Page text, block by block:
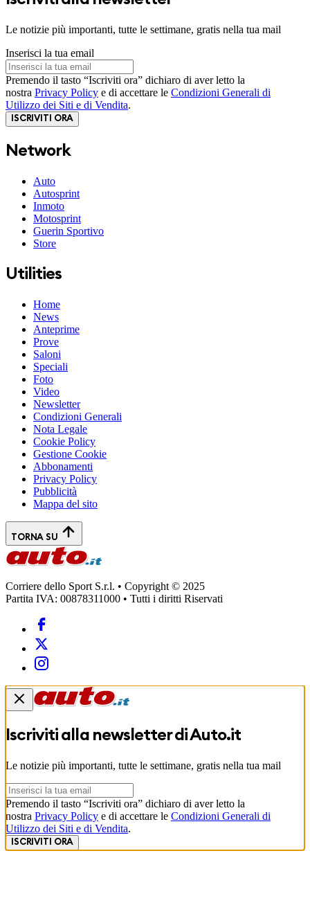
Le notizie più importanti, tutte le settimane, gratis nella tua mail
Inserisci la tua email
Premendo il tasto “Iscriviti ora” dichiaro di aver letto la
nostra Privacy Policy e di accettare le Condizioni Generali di
Utilizzo dei Siti e di Vendita.
ISCRIVITI ORA
Network
Auto
Autosprint
Inmoto
Motosprint
Guerin Sportivo
Store
Utilities
Home
News
Anteprime
Prove
Saloni
Speciali
Foto
Video
Newsletter
Condizioni Generali
Nota Legale
Cookie Policy
Gestione Cookie
Abbonamenti
Privacy Policy
Pubblicità
Mappa del sito
TORNA SU
Corriere dello Sport S.r.l. • Copyright © 2025
Partita IVA: 00878311000 • Tutti i diritti Riservati
Iscriviti alla newsletter diAuto.it
Le notizie più importanti, tutte le settimane, gratis nella tua mail
Premendo il tasto “Iscriviti ora” dichiaro di aver letto la
nostra Privacy Policy e di accettare le Condizioni Generali di
Utilizzo dei Siti e di Vendita.
ISCRIVITI ORA